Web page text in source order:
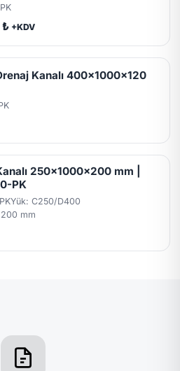
₺ +KDV
Kanalı 400x1000x120
250x1000x200 mm |
PK
Yük: C250/D400
mm